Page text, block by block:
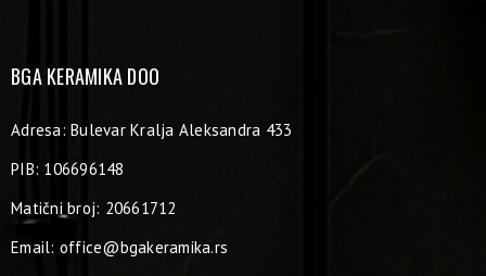
BGA KERAMIKA DOO
Adresa: Bulevar Kralja Aleksandra 433
PIB: 106696148
Matični broj: 20661712
Email: office@bgakeramika.rs